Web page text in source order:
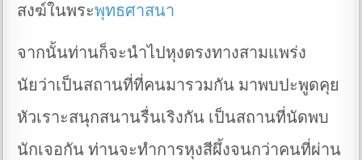
สงฆ์ในพระพุทธศาสนา
จากนั้นท่านก็จะนำไปหุงตรงทางสามแพร่ง
นัยว่าเป็นสถานที่ที่คนมารวมกัน มาพบปะพูดคุย
หัวเราะสนุกสนานรื่นเริงกัน เป็นสถานที่นัดพบ
นักเจอกัน ท่านจะทำการหุงสีผึ้งจนกว่าคนที่ผ่าน